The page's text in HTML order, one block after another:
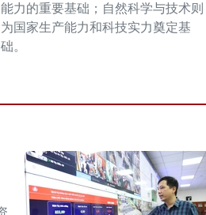
能力的重要基础；自然科学与技术则
为国家生产能力和科技实力奠定基
础。